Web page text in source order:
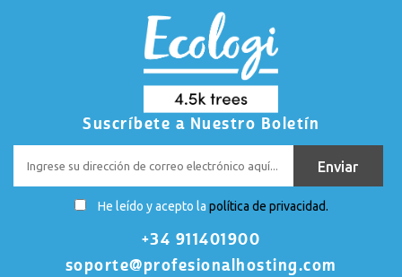
Suscríbete a Nuestro Boletín
He leído y acepto la política de privacidad.
+34 911401900
soporte@profesionalhosting.com